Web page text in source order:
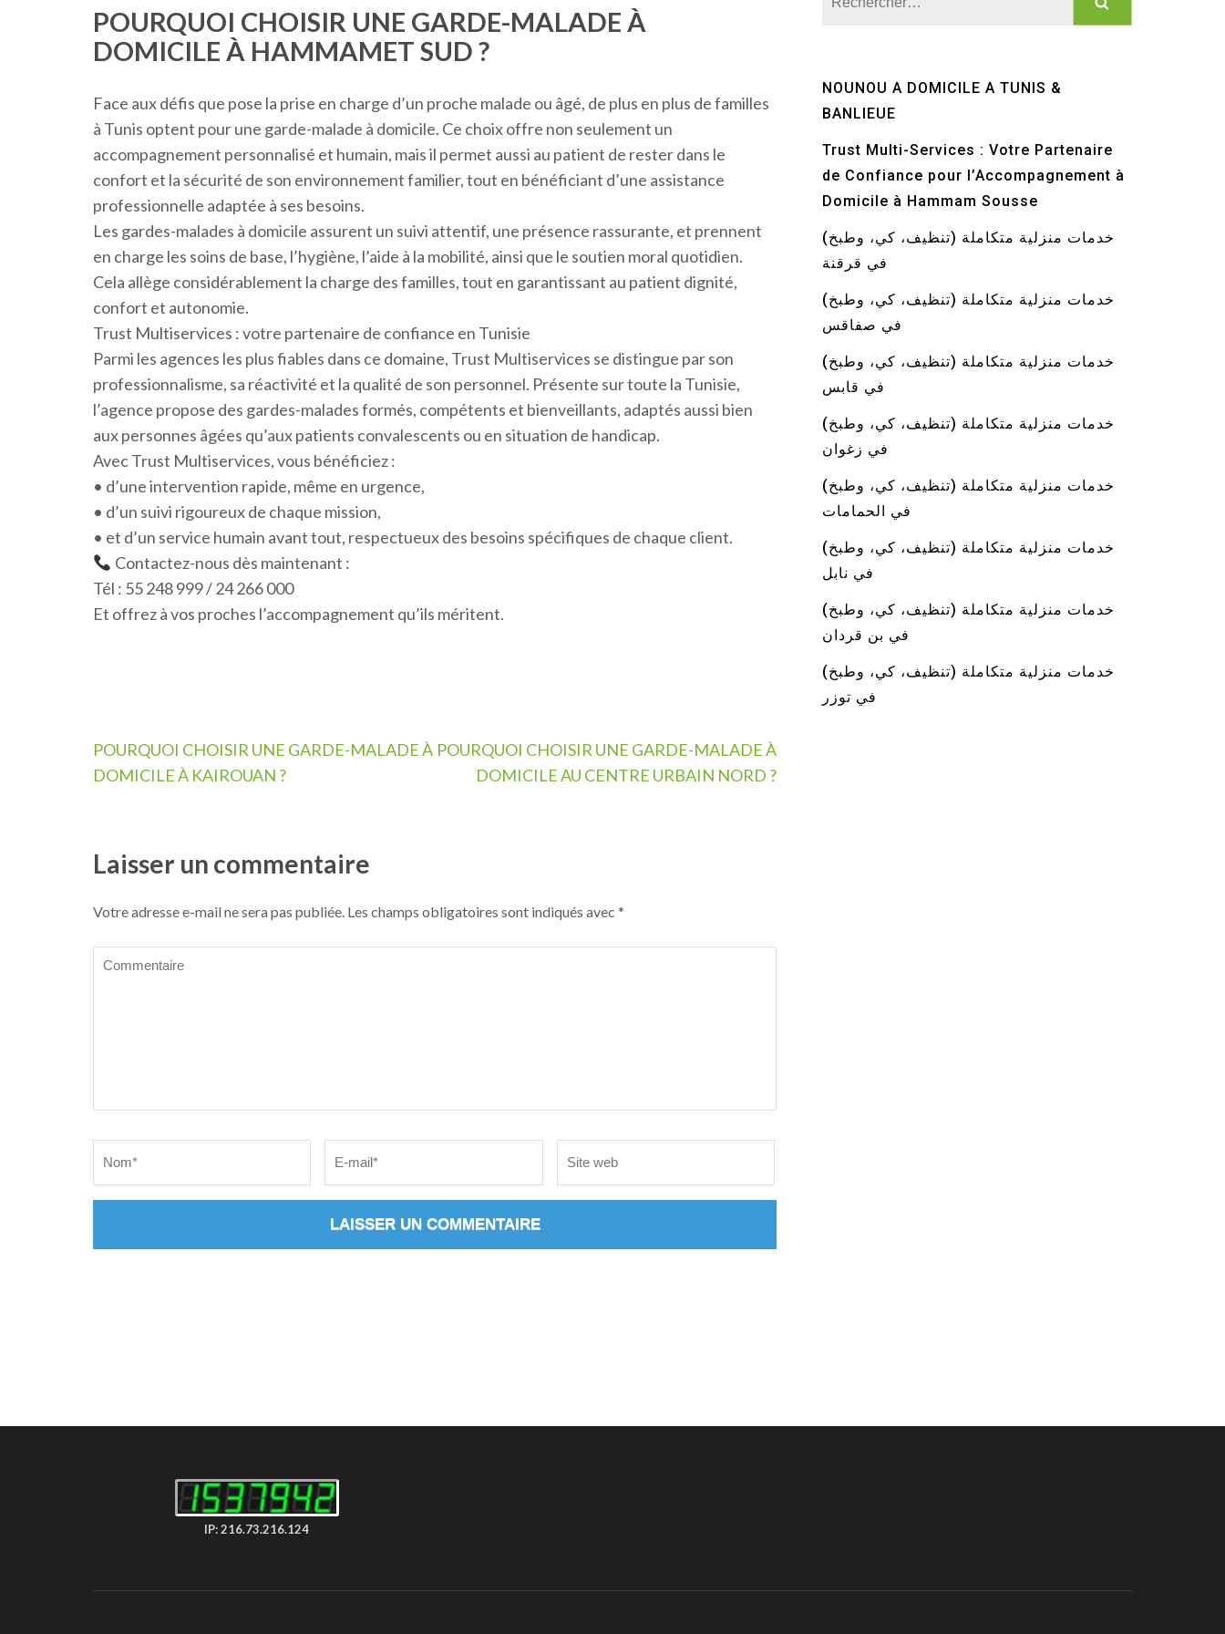
POURQUOI CHOISIR UNE GARDE-MALADE À
DOMICILE À HAMMAMET SUD ?
Face aux défis que pose la prise en charge d’un proche malade ou âgé, de plus en plus de familles
à Tunis optent pour une garde-malade à domicile. Ce choix offre non seulement un
accompagnement personnalisé et humain, mais il permet aussi au patient de rester dans le
confort et la sécurité de son environnement familier, tout en bénéficiant d’une assistance
professionnelle adaptée à ses besoins.
Les gardes-malades à domicile assurent un suivi attentif, une présence rassurante, et prennent
en charge les soins de base, l’hygiène, l’aide à la mobilité, ainsi que le soutien moral quotidien.
Cela allège considérablement la charge des familles, tout en garantissant au patient dignité,
confort et autonomie.
Trust Multiservices : votre partenaire de confiance en Tunisie
Parmi les agences les plus fiables dans ce domaine, Trust Multiservices se distingue par son
professionnalisme, sa réactivité et la qualité de son personnel. Présente sur toute la Tunisie,
l’agence propose des gardes-malades formés, compétents et bienveillants, adaptés aussi bien
aux personnes âgées qu’aux patients convalescents ou en situation de handicap.
Avec Trust Multiservices, vous bénéficiez :
• d’une intervention rapide, même en urgence,
• d’un suivi rigoureux de chaque mission,
• et d’un service humain avant tout, respectueux des besoins spécifiques de chaque client.
Contactez-nous dès maintenant :
Tél : 55 248 999 / 24 266 000
Et offrez à vos proches l’accompagnement qu’ils méritent.
Navigation
de
POURQUOI CHOISIR UNE GARDE-MALADE À
DOMICILE À KAIROUAN ?
POURQUOI CHOISIR UNE GARDE-MALADE À
DOMICILE AU CENTRE URBAIN NORD ?
Laisser un commentaire
Votre adresse e-mail ne sera pas publiée. Les champs obligatoires sont indiqués avec *
Commentaire
NOUNOU A DOMICILE A TUNIS &
BANLIEUE
Trust Multi-Services : Votre Partenaire
de Confiance pour l’Accompagnement à
Domicile à Hammam Sousse
خدمات منزلية متكاملة (تنظيف، كي، وطبخ)
في قرقنة
خدمات منزلية متكاملة (تنظيف، كي، وطبخ)
في صفاقس
خدمات منزلية متكاملة (تنظيف، كي، وطبخ)
في قابس
خدمات منزلية متكاملة (تنظيف، كي، وطبخ)
في زغوان
خدمات منزلية متكاملة (تنظيف، كي، وطبخ)
في الحمامات
خدمات منزلية متكاملة (تنظيف، كي، وطبخ)
في نابل
خدمات منزلية متكاملة (تنظيف، كي، وطبخ)
في بن قردان
خدمات منزلية متكاملة (تنظيف، كي، وطبخ)
في توزر
IP: 216.73.216.124